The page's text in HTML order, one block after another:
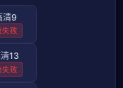
清9
失败
13
失败